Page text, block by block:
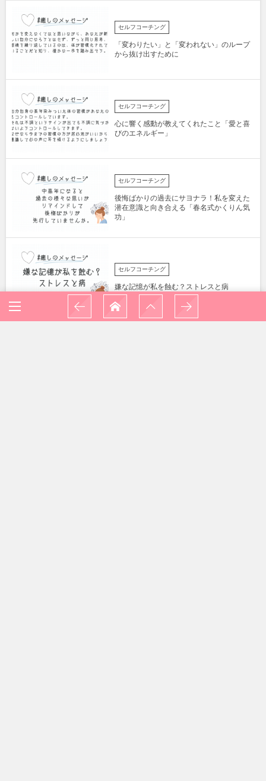
セルフコーチング
「変わりたい」と「変われない」のループ
から抜け出すために
セルフコーチング
心に響く感動が教えてくれたこと「愛と喜
びのエネルギー」
セルフコーチング
後悔ばかりの過去にサヨナラ！私を変えた
潜在意識と向き合える「春名式かくりん気
功」
セルフコーチング
嫌な記憶が私を蝕む？ストレスと病